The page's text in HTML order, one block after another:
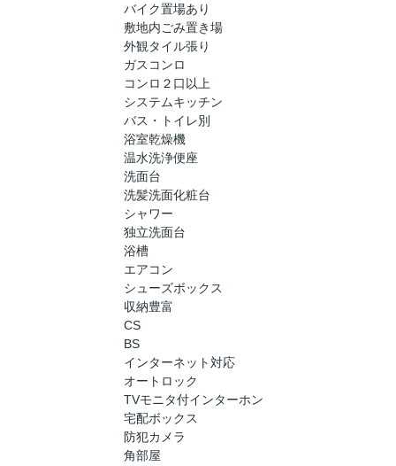
バイク置場あり
敷地内ごみ置き場
外観タイル張り
ガスコンロ
コンロ２口以上
システムキッチン
バス・トイレ別
浴室乾燥機
温水洗浄便座
洗面台
洗髪洗面化粧台
シャワー
独立洗面台
浴槽
エアコン
シューズボックス
収納豊富
CS
BS
インターネット対応
オートロック
TVモニタ付インターホン
宅配ボックス
防犯カメラ
角部屋